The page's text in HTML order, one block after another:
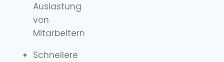
Auslastung
von
Mitarbeitern
Schnellere